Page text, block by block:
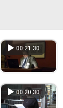
00:21:30
00:20:30